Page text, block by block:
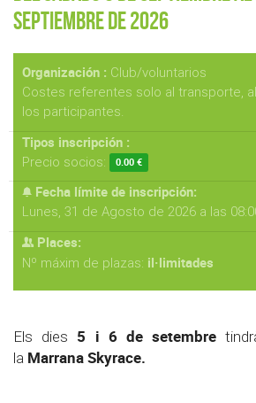
Septiembre de 2026
Organización : Club/voluntarios
Costes referentes solo al transporte,
los participantes.
Tipos inscripción :
Precio socios: 0.00 €
Fecha límite de inscripción:
Lunes, 31 de Agosto de 2026 a las
Places:
Nº máxim de plazas: il·limitades
Els dies 5 i 6 de setembre
la Marrana Skyrace.